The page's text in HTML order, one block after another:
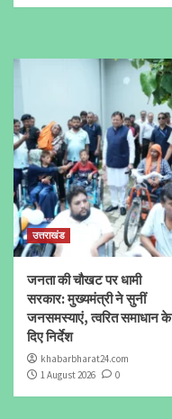
उत्तराखंड
जनता की चौखट पर धामी
सरकार: मुख्यमंत्री ने सुनीं
जनसमस्याएं, त्वरित समाधान के
दिए निर्देश
khabarbharat24.com
1 August 2026
0